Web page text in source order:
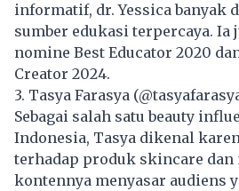
informatif, dr. Yessica banyak
sumber edukasi terpercaya. Ia
nomine Best Educator 2020
Creator 2024.
3. Tasya Farasya
Sebagai salah satu beauty
Indonesia, Tasya dikenal
terhadap produk skincare dan
kontennya menyasar audiens